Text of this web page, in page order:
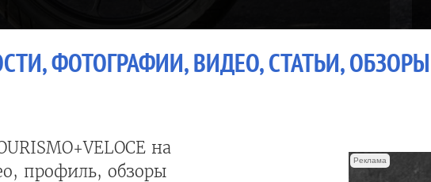
ФОТОГРАФИИ, ВИДЕО, СТАТЬИ, ОБЗОРЫ
на
профиль, обзоры
Реклама